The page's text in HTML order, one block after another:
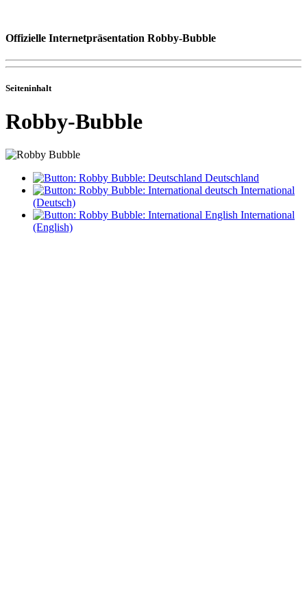
Offizielle Internetpräsentation Robby-Bubble
Seiteninhalt
Robby-Bubble
Deutschland
International
(Deutsch)
International
(English)